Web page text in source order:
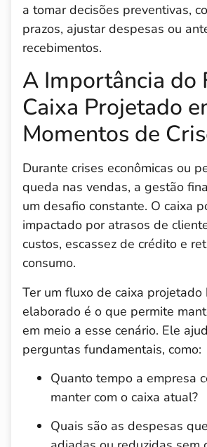
a tomar decisões preventivas,
prazos, ajustar despesas ou
recebimentos.
A Importância do
Caixa Projetado
Momentos de
Durante crises econômicas ou
queda nas vendas, a gestão
um desafio constante. O caixa
impactado por atrasos de
custos, escassez de crédito e
consumo.
Ter um fluxo de caixa projetado
elaborado é o que permite
em meio a esse cenário. Ele
perguntas fundamentais, como:
Quanto tempo a empresa
manter com o caixa atual?
Quais são as despesas